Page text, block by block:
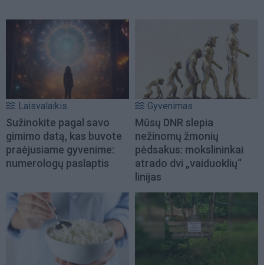
Laisvalaikis
Sužinokite pagal savo
gimimo datą, kas buvote
praėjusiame gyvenime:
numerologų paslaptis
Gyvenimas
Mūsų DNR slepia
nežinomų žmonių
pėdsakus: mokslininkai
atrado dvi „vaiduoklių“
linijas